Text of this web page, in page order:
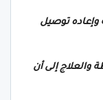
وإعاده توصيل
والعلاج إلى أن